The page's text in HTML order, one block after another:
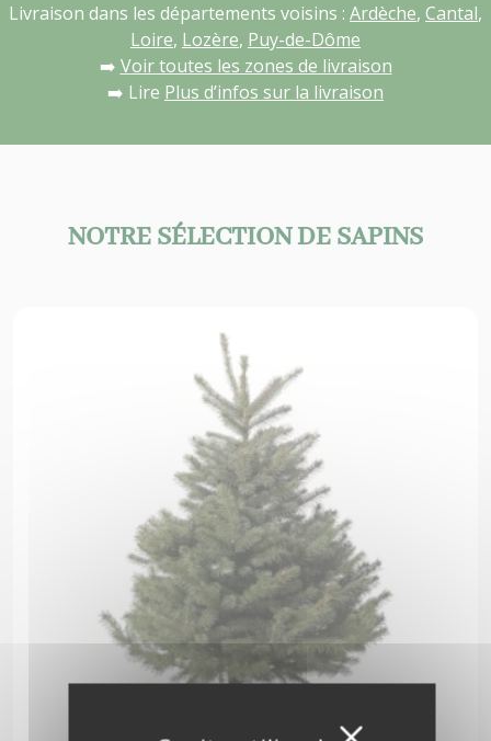
Livraison dans les départements voisins : Ardèche, Cantal,
Loire, Lozère, Puy-de-Dôme
➡️ Voir toutes les zones de livraison
➡️ Lire Plus d’infos sur la livraison
NOTRE SÉLECTION DE SAPINS